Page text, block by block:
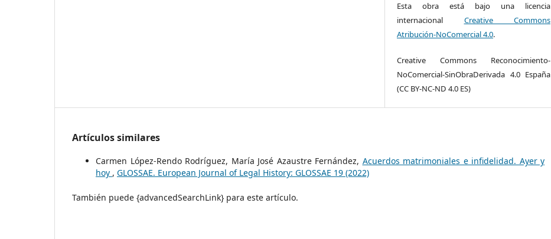
Esta obra está bajo una licencia
internacional Creative Commons
Atribución-NoComercial 4.0.
Creative Commons Reconocimiento-
NoComercial-SinObraDerivada 4.0 España
(CC BY-NC-ND 4.0 ES)
Artículos similares
Carmen López-Rendo Rodríguez, María José Azaustre Fernández, Acuerdos matrimoniales e infidelidad. Ayer y
hoy , GLOSSAE. European Journal of Legal History: GLOSSAE 19 (2022)
También puede {advancedSearchLink} para este artículo.